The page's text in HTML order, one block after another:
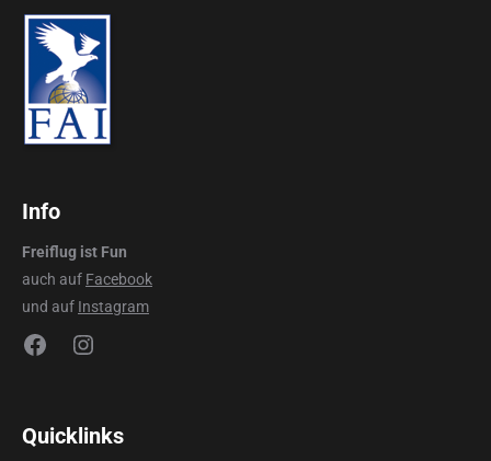
Info
Freiflug ist Fun
auch auf Facebook
und auf Instagram
FacebookInstagram
Quicklinks